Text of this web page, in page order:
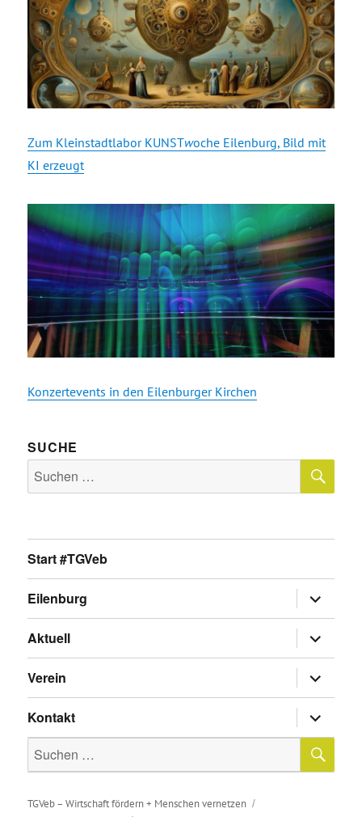
Zum Kleinstadtlabor KUNSTwoche Eilenburg, Bild mit
KI erzeugt
Konzertevents in den Eilenburger Kirchen
SUCHE
Suche
nach:
Start #TGVeb
Eilenburg
anzeigen
Aktuell
anzeigen
Verein
anzeigen
Kontakt
anzeigen
Suche
nach:
TGVeb – Wirtschaft fördern + Menschen vernetzen